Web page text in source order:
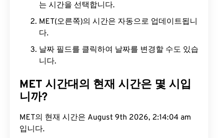
는 시간을 선택합니다.
MET(오른쪽)의 시간은 자동으로 업데이트됩니
다.
날짜 필드를 클릭하여 날짜를 변경할 수도 있습
니다.
MET 시간대의 현재 시간은 몇 시입
니까?
MET의 현재 시간은 August 9th 2026, 2:14:05 am
입니다.